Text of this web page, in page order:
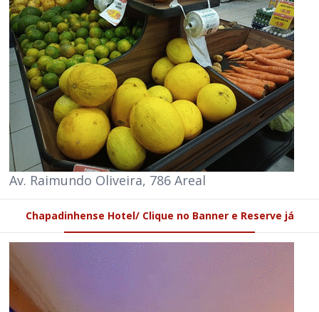
Av. Raimundo Oliveira, 786 Areal
Chapadinhense Hotel/ Clique no Banner e Reserve já